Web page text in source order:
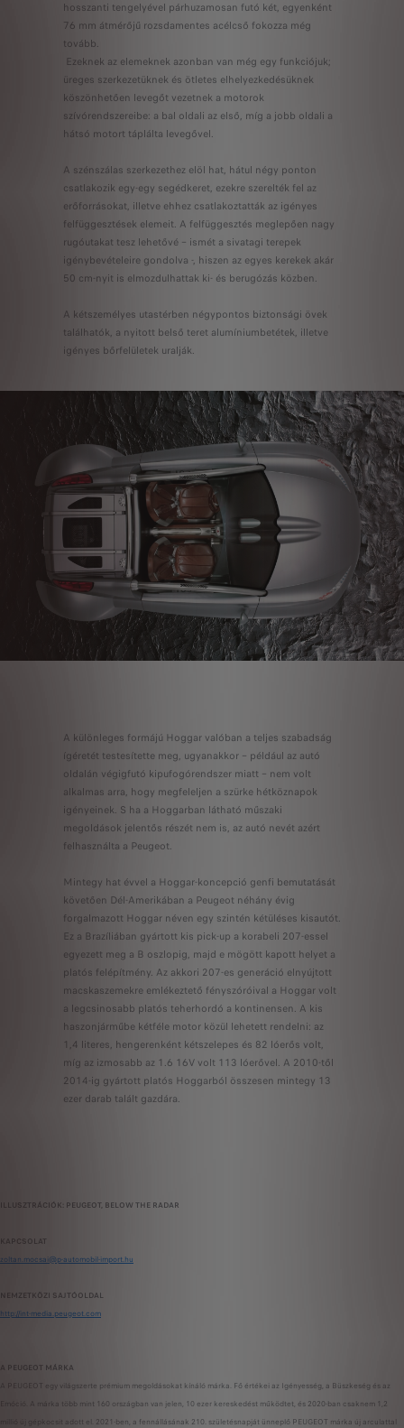
hosszanti tengelyével párhuzamosan futó két, egyenként
76 mm átmérőjű rozsdamentes acélcső fokozza még
tovább.
Ezeknek az elemeknek azonban van még egy funkciójuk;
üreges szerkezetüknek és ötletes elhelyezkedésüknek
köszönhetően levegőt vezetnek a motorok
szívórendszereibe: a bal oldali az első, míg a jobb oldali a
hátsó motort táplálta levegővel.
A szénszálas szerkezethez elöl hat, hátul négy ponton
csatlakozik egy-egy segédkeret, ezekre szerelték fel az
erőforrásokat, illetve ehhez csatlakoztatták az igényes
felfüggesztések elemeit. A felfüggesztés meglepően nagy
rugóutakat tesz lehetővé – ismét a sivatagi terepek
igénybevételeire gondolva -, hiszen az egyes kerekek akár
50 cm-nyit is elmozdulhattak ki- és berugózás közben.
A kétszemélyes utastérben négypontos biztonsági övek
találhatók, a nyitott belső teret alumíniumbetétek, illetve
igényes bőrfelületek uralják.
A különleges formájú Hoggar valóban a teljes szabadság
ígéretét testesítette meg, ugyanakkor – például az autó
oldalán végigfutó kipufogórendszer miatt – nem volt
alkalmas arra, hogy megfeleljen a szürke hétköznapok
igényeinek. S ha a Hoggarban látható műszaki
megoldások jelentős részét nem is, az autó nevét azért
felhasználta a Peugeot.
Mintegy hat évvel a Hoggar-koncepció genfi bemutatását
követően Dél-Amerikában a Peugeot néhány évig
forgalmazott Hoggar néven egy szintén kétüléses kisautót.
Ez a Brazíliában gyártott kis pick-up a korabeli 207-essel
egyezett meg a B oszlopig, majd e mögött kapott helyet a
platós felépítmény. Az akkori 207-es generáció elnyújtott
macskaszemekre emlékeztető fényszóróival a Hoggar volt
a legcsinosabb platós teherhordó a kontinensen. A kis
haszonjárműbe kétféle motor közül lehetett rendelni: az
1,4 literes, hengerenként kétszelepes és 82 lóerős volt,
míg az izmosabb az 1.6 16V volt 113 lóerővel. A 2010-től
2014-ig gyártott platós Hoggarból összesen mintegy 13
ezer darab talált gazdára.
ILLUSZTRÁCIÓK: PEUGEOT, BELOW THE RADAR
KAPCSOLAT
zoltan.mocsai@p-automobil-import.hu
NEMZETKÖZI SAJTÓOLDAL
http://int-media.peugeot.com
A PEUGEOT MÁRKA
A PEUGEOT egy világszerte prémium megoldásokat kínáló márka. Fő értékei az Igényesség, a Büszkeség és az
Emóció. A márka több mint 160 országban van jelen, 10 ezer kereskedést működtet, és 2020-ban csaknem 1,2
millió új gépkocsit adott el. 2021-ben, a fennállásának 210. születésnapját ünneplő PEUGEOT márka új arculattal